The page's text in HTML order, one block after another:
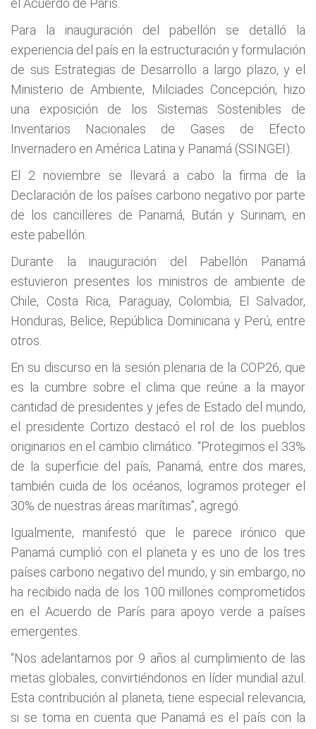
el Acuerdo de París.
Para la inauguración del pabellón se detalló la
experiencia del país en la estructuración y formulación
de sus Estrategias de Desarrollo a largo plazo, y el
Ministerio de Ambiente, Milciades Concepción, hizo
una exposición de los Sistemas Sostenibles de
Inventarios Nacionales de Gases de Efecto
Invernadero en América Latina y Panamá (SSINGEI).
El 2 noviembre se llevará a cabo la firma de la
Declaración de los países carbono negativo por parte
de los cancilleres de Panamá, Bután y Surinam, en
este pabellón.
Durante la inauguración del Pabellón Panamá
estuvieron presentes los ministros de ambiente de
Chile, Costa Rica, Paraguay, Colombia, El Salvador,
Honduras, Belice, República Dominicana y Perú, entre
otros.
En su discurso en la sesión plenaria de la COP26, que
es la cumbre sobre el clima que reúne a la mayor
cantidad de presidentes y jefes de Estado del mundo,
el presidente Cortizo destacó el rol de los pueblos
originarios en el cambio climático. “Protegimos el 33%
de la superficie del país, Panamá, entre dos mares,
también cuida de los océanos, logramos proteger el
30% de nuestras áreas marítimas”, agregó.
Igualmente, manifestó que le parece irónico que
Panamá cumplió con el planeta y es uno de los tres
países carbono negativo del mundo, y sin embargo, no
ha recibido nada de los 100 millones comprometidos
en el Acuerdo de París para apoyo verde a países
emergentes.
“Nos adelantamos por 9 años al cumplimiento de las
metas globales, convirtiéndonos en líder mundial azul.
Esta contribución al planeta, tiene especial relevancia,
si se toma en cuenta que Panamá es el país con la